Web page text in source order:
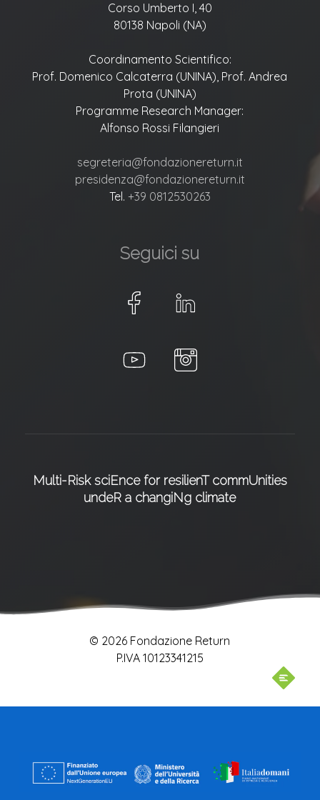
Corso Umberto I, 40
80138 Napoli (NA)
Coordinamento Scientifico:
Prof. Domenico Calcaterra (UNINA), Prof. Andrea
Prota (UNINA)
Programme Research Manager:
Alfonso Rossi Filangieri
segreteria@fondazionereturn.it
presidenza@fondazionereturn.it
Tel. +39 0812530263
Seguici su
Multi-Risk sciEnce for resilienT commUnities
undeR a changiNg climate
© 2026 Fondazione Return
P.IVA 10123341215